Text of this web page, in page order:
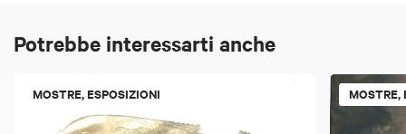
Potrebbe interessarti anche
MOSTRE, ESPOSIZIONI MOSTRE,